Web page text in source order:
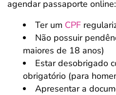
agendar passaporte online:
Ter um CPF
Não possuir
maiores de 18 anos)
Estar desobrigado
obrigatório (para
Apresentar a